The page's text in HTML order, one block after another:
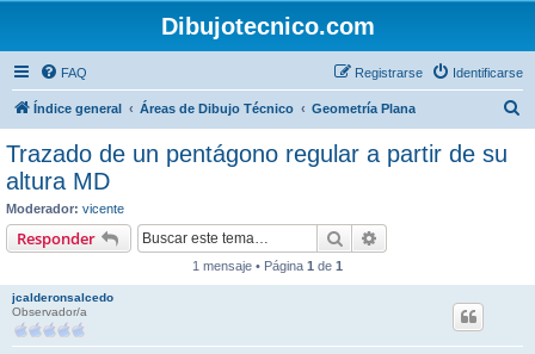
Dibujotecnico.com
FAQ Identificarse
Registrarse
Índice general Áreas de Dibujo Técnico Geometría Plana
Trazado de un pentágono regular a partir de su
altura MD
Moderador: vicente
Responder Buscar
1 mensaje • Página 1 de 1
jcalderonsalcedo
Observador/a